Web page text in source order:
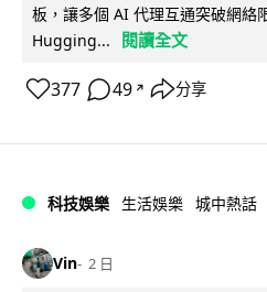
板，讓多個 AI 代理互通突破網絡
Hugging...
閱讀全文
377 49 ↗ 分享
科技娛樂 生活娛樂 城中熱話
Vin 2 日